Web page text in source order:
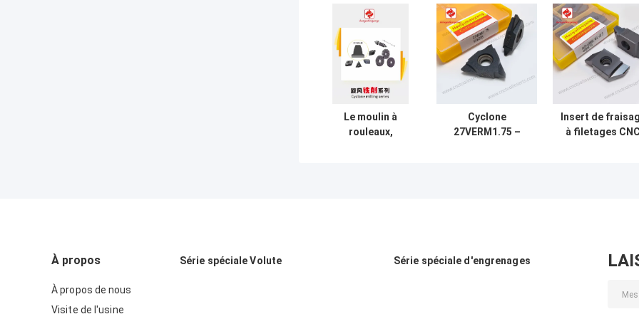
Le moulin à
rouleaux,
Cyclone
27VERM1.75 –
Insert de
à filetages CNC
À propos
À propos de nous
Visite de l'usine
Série spéciale Volute Série spéciale d'engrenages